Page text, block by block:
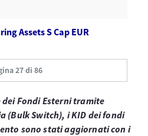
Assets S Cap EUR
27 di 86
Fondi Esterni tramite
(Bulk Switch), i KID dei fondi
sono stati aggiornati con i